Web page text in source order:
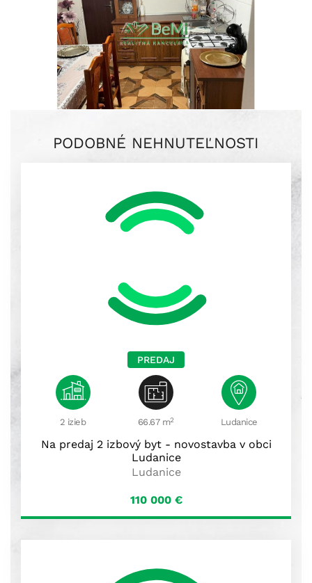
PODOBNÉ NEHNUTEĽNOSTI
PREDAJ
2 izieb 66.67 m2 Ludanice
Na predaj 2 izbový byt - novostavba v obci
Ludanice
Ludanice
110 000 €